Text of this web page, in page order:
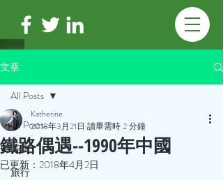
文章
All Posts
美食
旅行
All Posts
鐵路偶遇--1990年中國
Katherine
2018年3月21日 讀畢需時 2 分鐘
已更新： 2018年4月2日